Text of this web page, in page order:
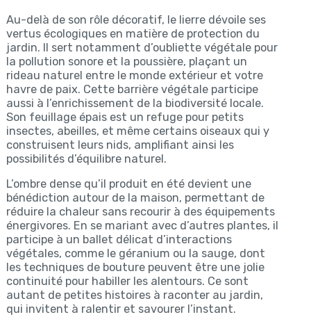
Au-delà de son rôle décoratif, le lierre dévoile ses
vertus écologiques en matière de protection du
jardin. Il sert notamment d’oubliette végétale pour
la pollution sonore et la poussière, plaçant un
rideau naturel entre le monde extérieur et votre
havre de paix. Cette barrière végétale participe
aussi à l’enrichissement de la biodiversité locale.
Son feuillage épais est un refuge pour petits
insectes, abeilles, et même certains oiseaux qui y
construisent leurs nids, amplifiant ainsi les
possibilités d’équilibre naturel.
L’ombre dense qu’il produit en été devient une
bénédiction autour de la maison, permettant de
réduire la chaleur sans recourir à des équipements
énergivores. En se mariant avec d’autres plantes, il
participe à un ballet délicat d’interactions
végétales, comme le géranium ou la sauge, dont
les techniques de bouture peuvent être une jolie
continuité pour habiller les alentours. Ce sont
autant de petites histoires à raconter au jardin,
qui invitent à ralentir et savourer l’instant.